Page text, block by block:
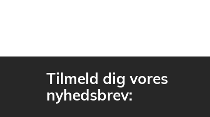
Tilmeld dig vores
nyhedsbrev: